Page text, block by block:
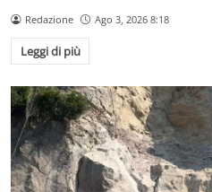
Redazione Ago 3, 2026 8:18
Leggi di più